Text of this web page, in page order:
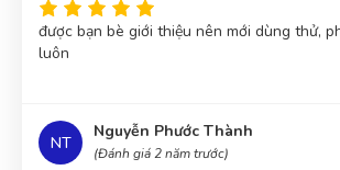
được bạn bè giới thiệu nên mới dùng thử,
luôn
NT
Nguyễn Phước Thành
(Đánh giá 2 năm trước)